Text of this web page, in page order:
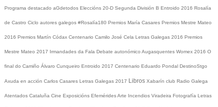
Programa destacado aGdetodos Eleccións 20-D Segunda División B Entroido 2016 Rosalía
de Castro Ciclo autores galegos #Rosalía180 Premios María Casares Premios Mestre Mateo
2016 Premios Martín Códax Centenario Camilo José Cela Letras Galegas 2016 Premios
Mestre Mateo 2017 Irmandades da Fala Debate autonómico Augasquentes Womex 2016 O
final do Camiño Álvaro Cunqueiro Entroido 2017 Centenario Eduardo Pondal DestinoStgo
Axuda en acción Carlos Casares Letras Galegas 2017 Libros Xabarín club Radio Galega
Atentados Cataluña Cine Exposicións EfeméridesArte Incendios Viradeira Fotografía Letras